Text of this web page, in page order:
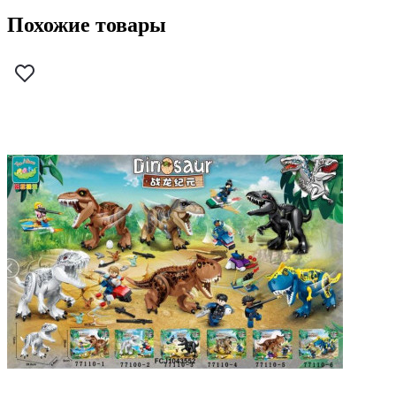
Похожие товары